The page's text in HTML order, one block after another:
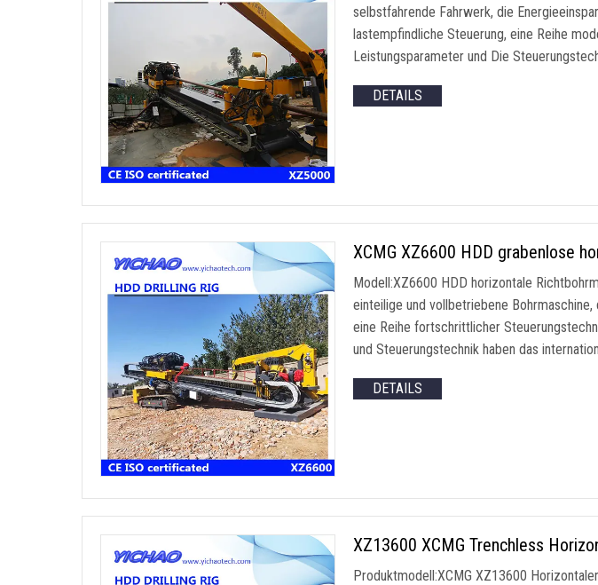
selbstfahrende Fahrwerk, die
lastempfindliche Steuerung, eine Reihe
Leistungsparameter und Die
DETAILS
XCMG XZ6600 HDD grabenlose
Modell:XZ6600 HDD horizontale
einteilige und vollbetriebene
eine Reihe fortschrittlicher
und Steuerungstechnik haben das
DETAILS
XZ13600 XCMG Trenchless
Produktmodell:XCMG XZ13600